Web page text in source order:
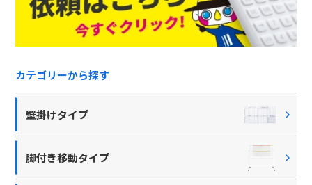
カテゴリーから探す
壁掛けタイプ
脚付き移動タイプ